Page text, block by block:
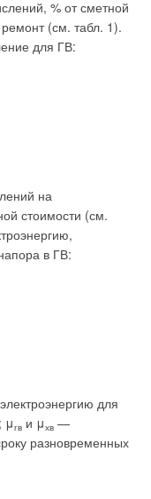
% от сметной
(см. табл. 1).
для ГВ:
на
стоимости (см.
в ГВ:
для
μгв и μхв —
разновременных